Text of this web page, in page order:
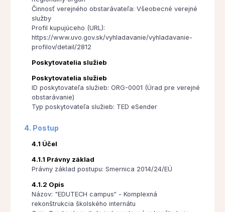
Činnosť verejného obstarávateľa: Všeobecné verejné
služby
Profil kupujúceho (URL):
https://www.uvo.gov.sk/vyhladavanie/vyhladavanie-
profilov/detail/2812
Poskytovatelia služieb
Poskytovatelia služieb
ID poskytovateľa služieb: ORG-0001 (Úrad pre verejné
obstarávanie)
Typ poskytovateľa služieb: TED eSender
4. Postup
4.1 Účel
4.1.1 Právny základ
Právny základ postupu: Smernica 2014/24/EÚ
4.1.2 Opis
Názov: "EDUTECH campus“ - Komplexná
rekonštrukcia školského internátu